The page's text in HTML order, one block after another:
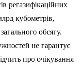
регазифікаційних
кубометрів,
обсягу.
не гарантує
про очікування